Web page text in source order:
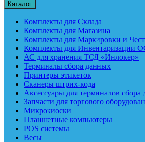
Каталог
Комплекты для Склада
Комплекты для Магазина
Комплекты для Маркировки и
Комплекты для Инвентаризации
АС для хранения ТСД «Инлокер»
Терминалы сбора данных
Принтеры этикеток
Сканеры штрих-кода
Аксессуары для терминалов сбора
Запчасти для торгового
Микрокиоски
Планшетные компьютеры
POS системы
Весы